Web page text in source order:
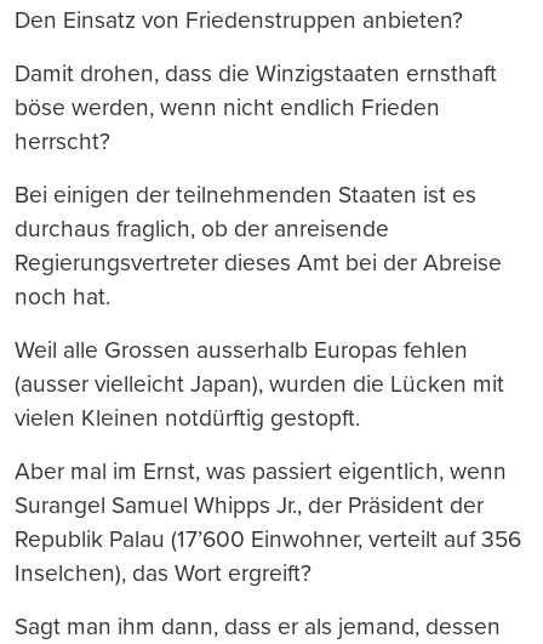
Den Einsatz von Friedenstruppen anbieten?
Damit drohen, dass die Winzigstaaten ernsthaft
böse werden, wenn nicht endlich Frieden
herrscht?
Bei einigen der teilnehmenden Staaten ist es
durchaus fraglich, ob der anreisende
Regierungsvertreter dieses Amt bei der Abreise
noch hat.
Weil alle Grossen ausserhalb Europas fehlen
(ausser vielleicht Japan), wurden die Lücken mit
vielen Kleinen notdürftig gestopft.
Aber mal im Ernst, was passiert eigentlich, wenn
Surangel Samuel Whipps Jr., der Präsident der
Republik Palau (17’600 Einwohner, verteilt auf 356
Inselchen), das Wort ergreift?
Sagt man ihm dann, dass er als jemand, dessen